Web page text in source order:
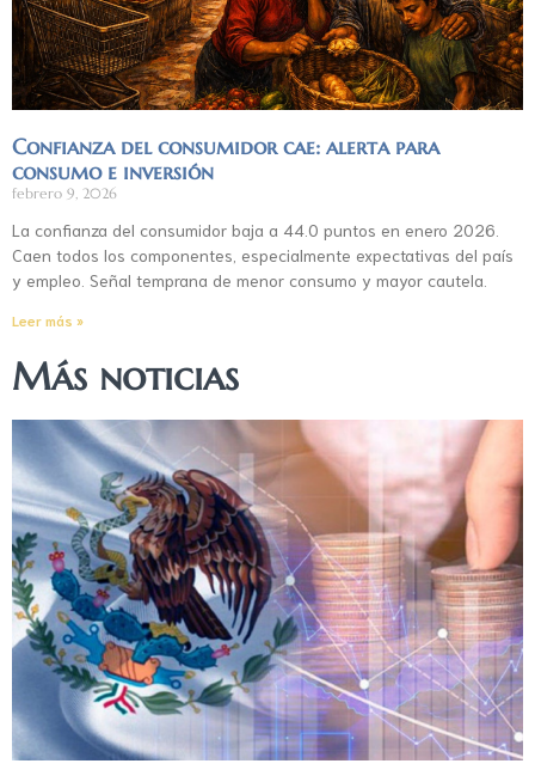
Confianza del consumidor cae: alerta para
consumo e inversión
febrero 9, 2026
La confianza del consumidor baja a 44.0 puntos en enero 2026.
Caen todos los componentes, especialmente expectativas del país
y empleo. Señal temprana de menor consumo y mayor cautela.
Leer más »
Más noticias